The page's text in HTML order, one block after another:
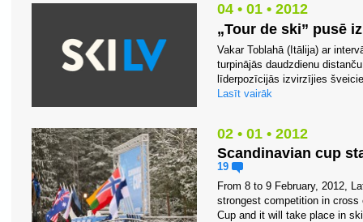
04 • 01 • 2012
„Tour de ski” pusē
Vakar Toblahā (Itālija) ar
turpinājās daudzdienu
līderpozīcijās izvirzījies
Lasīt vairāk
02 • 01 • 2012
Scandinavian cup
19
From 8 to 9 February, 2012,
strongest competition in
Cup and it will take place in